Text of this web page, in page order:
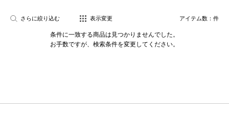
さらに絞り込む 表示変更 アイテム数： 件
条件に一致する商品は見つかりませんでした。
お手数ですが、検索条件を変更してください。